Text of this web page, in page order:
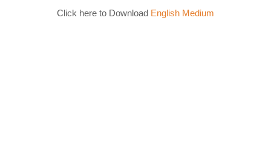
Click here to Download English Medium